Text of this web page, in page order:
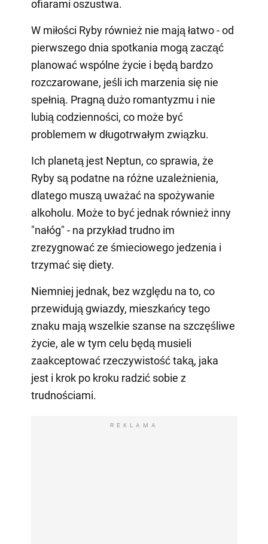
ofiarami oszustwa.
W miłości Ryby również nie mają łatwo - od
pierwszego dnia spotkania mogą zacząć
planować wspólne życie i będą bardzo
rozczarowane, jeśli ich marzenia się nie
spełnią. Pragną dużo romantyzmu i nie
lubią codzienności, co może być
problemem w długotrwałym związku.
Ich planetą jest Neptun, co sprawia, że
Ryby są podatne na różne uzależnienia,
dlatego muszą uważać na spożywanie
alkoholu. Może to być jednak również inny
"nałóg" - na przykład trudno im
zrezygnować ze śmieciowego jedzenia i
trzymać się diety.
Niemniej jednak, bez względu na to, co
przewidują gwiazdy, mieszkańcy tego
znaku mają wszelkie szanse na szczęśliwe
życie, ale w tym celu będą musieli
zaakceptować rzeczywistość taką, jaka
jest i krok po kroku radzić sobie z
trudnościami.
REKLAMA